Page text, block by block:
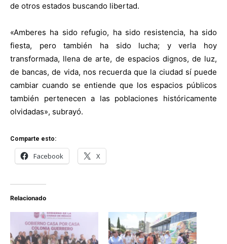
de otros estados buscando libertad.
«Amberes ha sido refugio, ha sido resistencia, ha sido
fiesta, pero también ha sido lucha; y verla hoy
transformada, llena de arte, de espacios dignos, de luz,
de bancas, de vida, nos recuerda que la ciudad sí puede
cambiar cuando se entiende que los espacios públicos
también pertenecen a las poblaciones históricamente
olvidadas», subrayó.
Comparte esto:
Facebook X
Relacionado